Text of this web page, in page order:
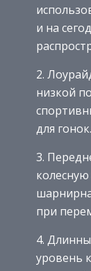
и на
2.
низкой
для гонок.
3.
колесную
при
4.
уровень